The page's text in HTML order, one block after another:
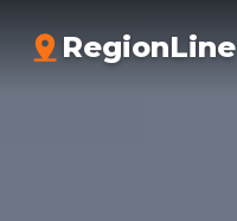
RegionLine